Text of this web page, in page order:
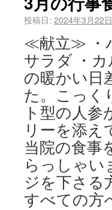
投稿日: 2024年3月22日
≪献立≫ ・
サラダ ・
の暖かい日
た。こっ
ト型の人
リーを添
当院の食事
らっしゃい
ジを下さる
すべての方